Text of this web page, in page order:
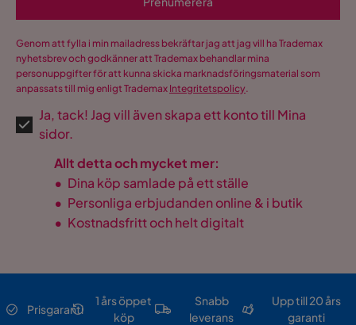
Genom att fylla i min mailadress bekräftar jag att jag vill ha Trademax
nyhetsbrev och godkänner att Trademax behandlar mina
personuppgifter för att kunna skicka marknadsföringsmaterial som
anpassats till mig enligt Trademax Integritetspolicy.
Ja, tack! Jag vill även skapa ett konto till Mina
sidor.
Allt detta och mycket mer:
• Dina köp samlade på ett ställe
• Personliga erbjudanden online & i butik
• Kostnadsfritt och helt digitalt
Prisgaranti
1 års öppet
köp
Snabb
leverans
Upp till 20 års
garanti